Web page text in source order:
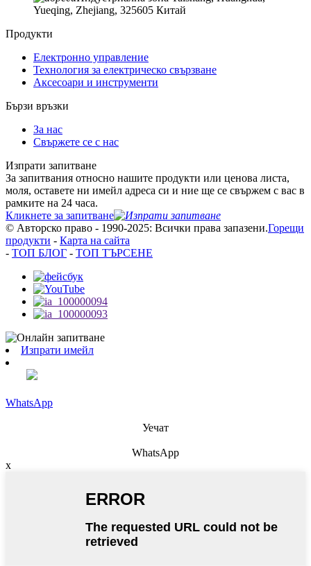
Yueqing, Zhejiang, 325605 Китай
Продукти
Електронно управление
Технология за електрическо свързване
Аксесоари и инструменти
Бързи връзки
За нас
Свържете се с нас
Изпрати запитване
За запитвания относно нашите продукти или ценова листа,
моля, оставете ни имейл адреса си и ние ще се свържем с вас в
рамките на 24 часа.
Кликнете за запитване
© Авторско право - 1990-2025: Всички права запазени.Горещи
продукти - Карта на сайта
- ТОП БЛОГ - ТОП ТЪРСЕНЕ
Изпрати имейл
WhatsApp
Уечат
WhatsApp
x